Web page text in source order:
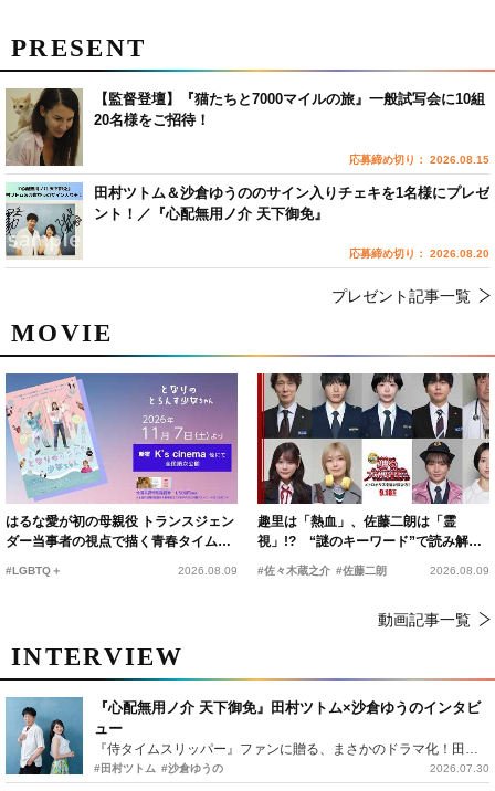
MOVIE
はるな愛が初の母親役 トランスジェン
ダー当事者の視点で描く青春タイムス
#LGBTQ＋ 2026.08.09
趣里は「熱血」、佐藤二朗は「霊
視」!? “謎のキーワード”で読み解く
#佐々木蔵之介 #佐藤二朗 2026.08.09
動画記事一覧
INTERVIEW
『心配無用ノ介 天下御免』田村ツトム×沙倉ゆうのインタビ
ュー
『侍タイムスリッパー』ファンに贈る、まさかのドラマ化！田村ツトム×沙倉ゆうのが語る『心配無用ノ介』撮影秘話
#田村ツトム #沙倉ゆうの 2026.07.30
PRESENT
【監督登壇】『猫たちと7000マイルの旅』一般試写会に10組
20名様をご招待！
応募締め切り： 2026.08.15
田村ツトム＆沙倉ゆうののサイン入りチェキを1名様にプレゼ
ント！／『心配無用ノ介 天下御免』
応募締め切り： 2026.08.20
プレゼント記事一覧